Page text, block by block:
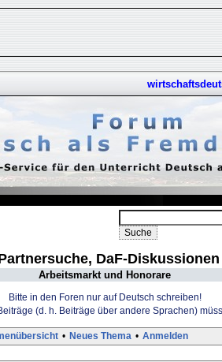
DaF-
Arbeitsmarkt und Honorare
Bitte in den Foren nur auf Deutsch schreiben!
(d. h. Beiträge über andere Sprachen)
• Neues Thema • Anmelden